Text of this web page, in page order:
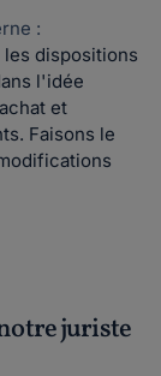
:
dispositions
l'idée
et
Faisons le
juriste